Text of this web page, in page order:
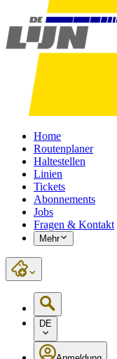
Home
Routenplaner
Haltestellen
Linien
Tickets
Abonnements
Jobs
Fragen & Kontakt
Mehr
DE